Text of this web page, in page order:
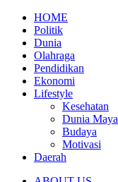
HOME
Politik
Dunia
Olahraga
Pendidikan
Ekonomi
Lifestyle
Kesehatan
Dunia Maya
Budaya
Motivasi
Daerah